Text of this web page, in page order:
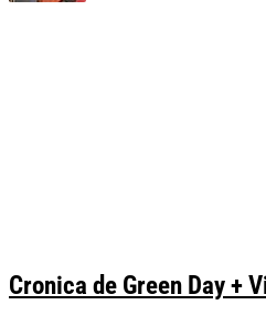
Cronica de Green Day +